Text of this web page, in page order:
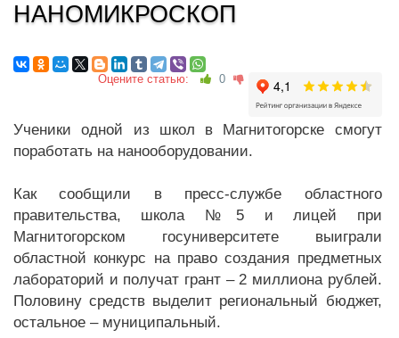
НАНОМИКРОСКОП
Оцените статью: 0
Ученики одной из школ в Магнитогорске смогут
поработать на нанооборудовании.
Как сообщили в пресс-службе областного
правительства, школа №5 и лицей при
Магнитогорском госуниверситете выиграли
областной конкурс на право создания предметных
лабораторий и получат грант – 2 миллиона рублей.
Половину средств выделит региональный бюджет,
остальное – муниципальный.